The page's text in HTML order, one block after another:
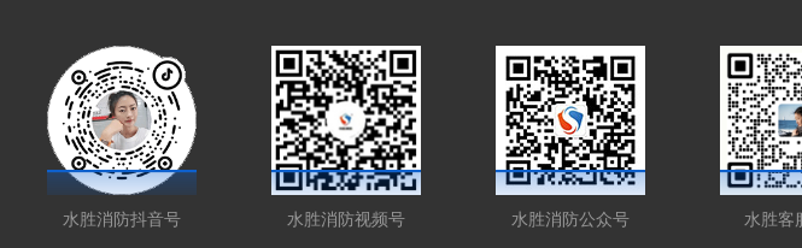
水胜消防抖音号 水胜消防视频号 水胜消防公众号 水胜客